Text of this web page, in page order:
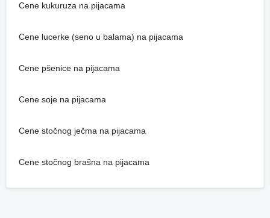
Cene kukuruza na pijacama
Cene lucerke (seno u balama) na pijacama
Cene pšenice na pijacama
Cene soje na pijacama
Cene stočnog ječma na pijacama
Cene stočnog brašna na pijacama